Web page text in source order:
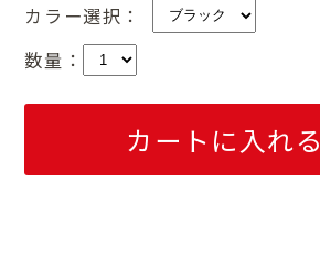
カラー選択：
数量：
カートに入れる